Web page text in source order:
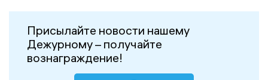
Присылайте новости нашему
Дежурному – получайте
вознаграждение!